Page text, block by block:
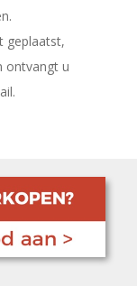
geplaatst,
ontvangt u